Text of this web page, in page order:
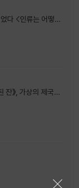
추적 이야기인 줄 알
른 방향으로 흘러간
까?', '이 사람이 정
떻게
잔》, 가상의 제국이
의 치밀함이 이루어